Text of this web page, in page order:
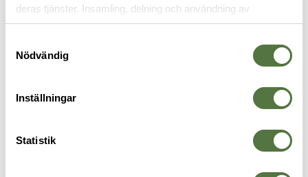
deras tjänster. Insamling, delning och användning av
personuppgifter kan användas för personalisering av
Nödvändig
Inställningar
Statistik